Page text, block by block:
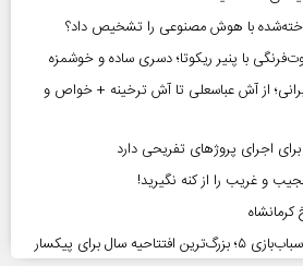
با هوش مصنوعی را تشخیص داد؟
با پنیر ریکوتا؛ دسری ساده و خوشمزه
از آش عباسعلی تا آش ترخینه + خواص و
اجرای پروژهای تفریحی دارد
و غریب را از کنه نگیرید!
سال برای پیکسار